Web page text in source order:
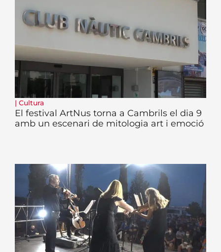
| Cultura
El festival ArtNus torna a Cambrils el dia 9
amb un escenari de mitologia art i emoció